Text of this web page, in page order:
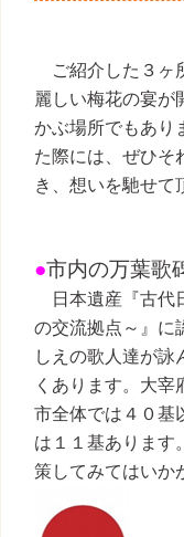
ご紹介した３ ヶ
麗しい梅花の宴が
かぶ場所でもあり
た際には、ぜひそ
き、想いを馳せて
●市内の万葉歌
日本遺産『古代
の交流拠点～』に
しえの歌人達が
くあります。大
市全体では４０基
は１１基あります
策してみてはいか